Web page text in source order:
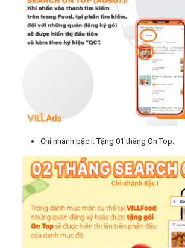
Chi nhánh bậc I: Tặng 01 tháng On Top.